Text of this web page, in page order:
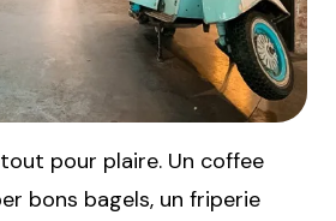
pour plaire. Un coffee
bons bagels, un friperie